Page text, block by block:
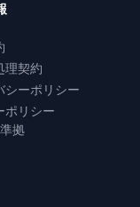
理契約
シーポリシー
ポリシー
拠